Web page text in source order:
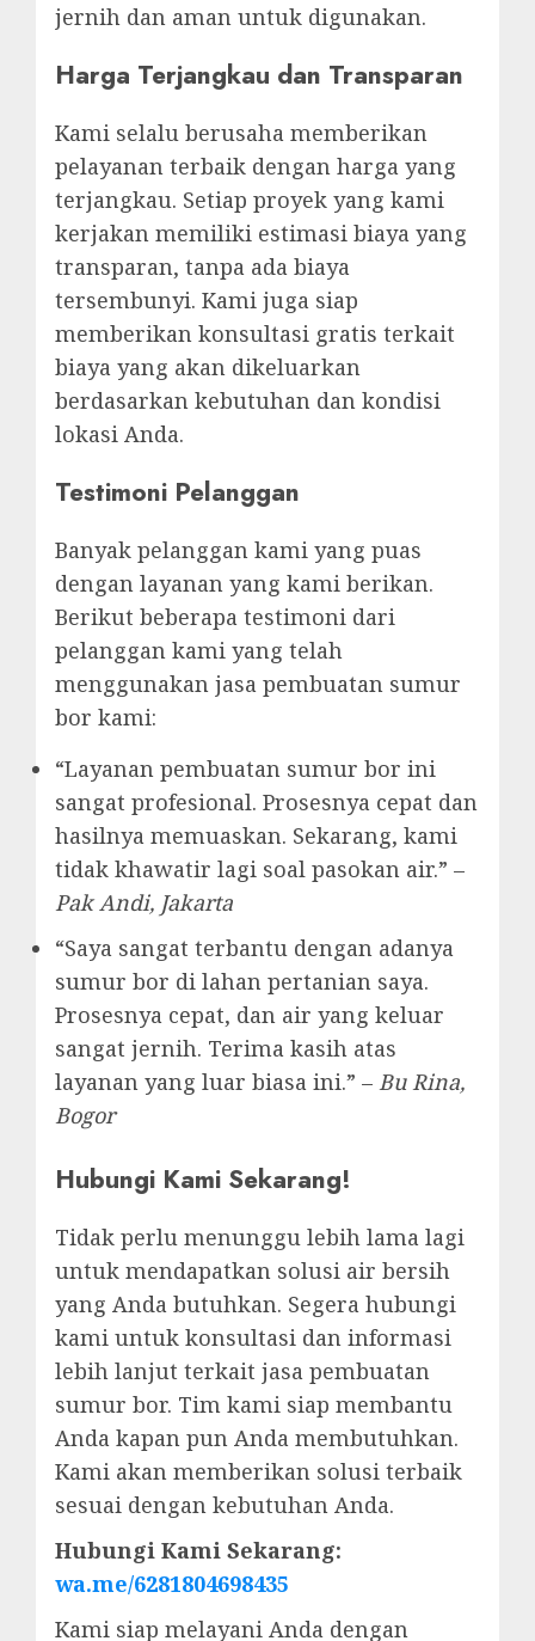
jernih dan aman untuk digunakan.
Harga Terjangkau dan Transparan
Kami selalu berusaha memberikan
pelayanan terbaik dengan harga yang
terjangkau. Setiap proyek yang kami
kerjakan memiliki estimasi biaya yang
transparan, tanpa ada biaya
tersembunyi. Kami juga siap
memberikan konsultasi gratis terkait
biaya yang akan dikeluarkan
berdasarkan kebutuhan dan kondisi
lokasi Anda.
Testimoni Pelanggan
Banyak pelanggan kami yang puas
dengan layanan yang kami berikan.
Berikut beberapa testimoni dari
pelanggan kami yang telah
menggunakan jasa pembuatan sumur
bor kami:
“Layanan pembuatan sumur bor ini
sangat profesional. Prosesnya cepat dan
hasilnya memuaskan. Sekarang, kami
tidak khawatir lagi soal pasokan air.” –
Pak Andi, Jakarta
“Saya sangat terbantu dengan adanya
sumur bor di lahan pertanian saya.
Prosesnya cepat, dan air yang keluar
sangat jernih. Terima kasih atas
layanan yang luar biasa ini.” – Bu Rina,
Bogor
Hubungi Kami Sekarang!
Tidak perlu menunggu lebih lama lagi
untuk mendapatkan solusi air bersih
yang Anda butuhkan. Segera hubungi
kami untuk konsultasi dan informasi
lebih lanjut terkait jasa pembuatan
sumur bor. Tim kami siap membantu
Anda kapan pun Anda membutuhkan.
Kami akan memberikan solusi terbaik
sesuai dengan kebutuhan Anda.
Hubungi Kami Sekarang:
wa.me/6281804698435
Kami siap melayani Anda dengan